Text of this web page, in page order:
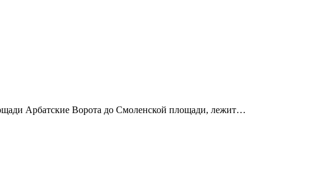
Арбатские Ворота до Смоленской площади, лежит…